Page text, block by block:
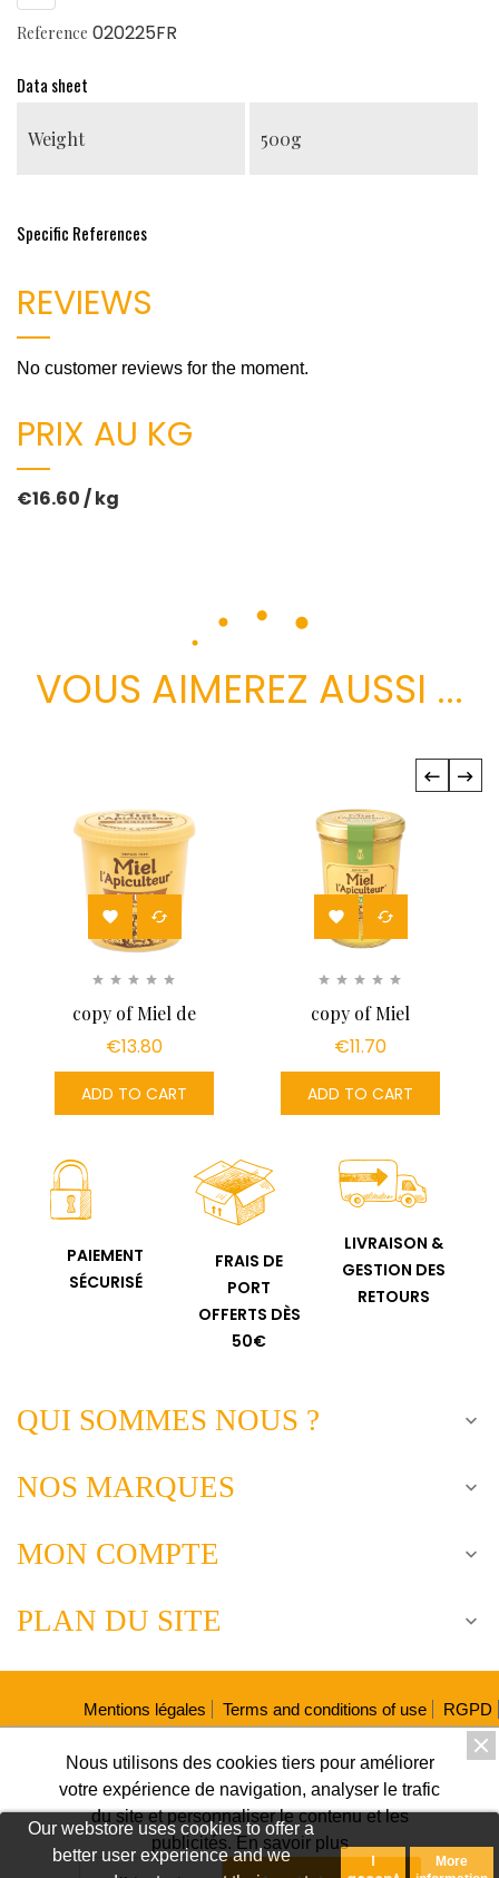
Our webstore uses cookies to offer a
better user experience and we
I
More
Reference 020225FR
Data sheet
Weight 500g
Specific References
REVIEWS
No customer reviews for the moment.
PRIX AU KG
€16.60 / kg
VOUS AIMEREZ AUSSI ...
 
copy of Miel de
nos...
€13.80
ADD TO CART
 
copy of Miel
d'Acacia MIEL...
€11.70
ADD TO CART
PAIEMENT
SÉCURISÉ
FRAIS DE
PORT
OFFERTS DÈS
50€
LIVRAISON &
GESTION DES
RETOURS
QUI SOMMES NOUS ? 
NOS MARQUES 
MON COMPTE 
PLAN DU SITE 
Mentions légales Terms and conditions of use
RGPD
Fiches produits relatives aux qualités et caractéristiques


Nous utilisons des cookies tiers pour améliorer
votre expérience de navigation, analyser le trafic
du site et personnaliser le contenu et les
publicités. En savoir plus